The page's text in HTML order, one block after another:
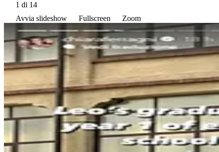
1 di 14
Avvia slideshow
Fullscreen Zoom